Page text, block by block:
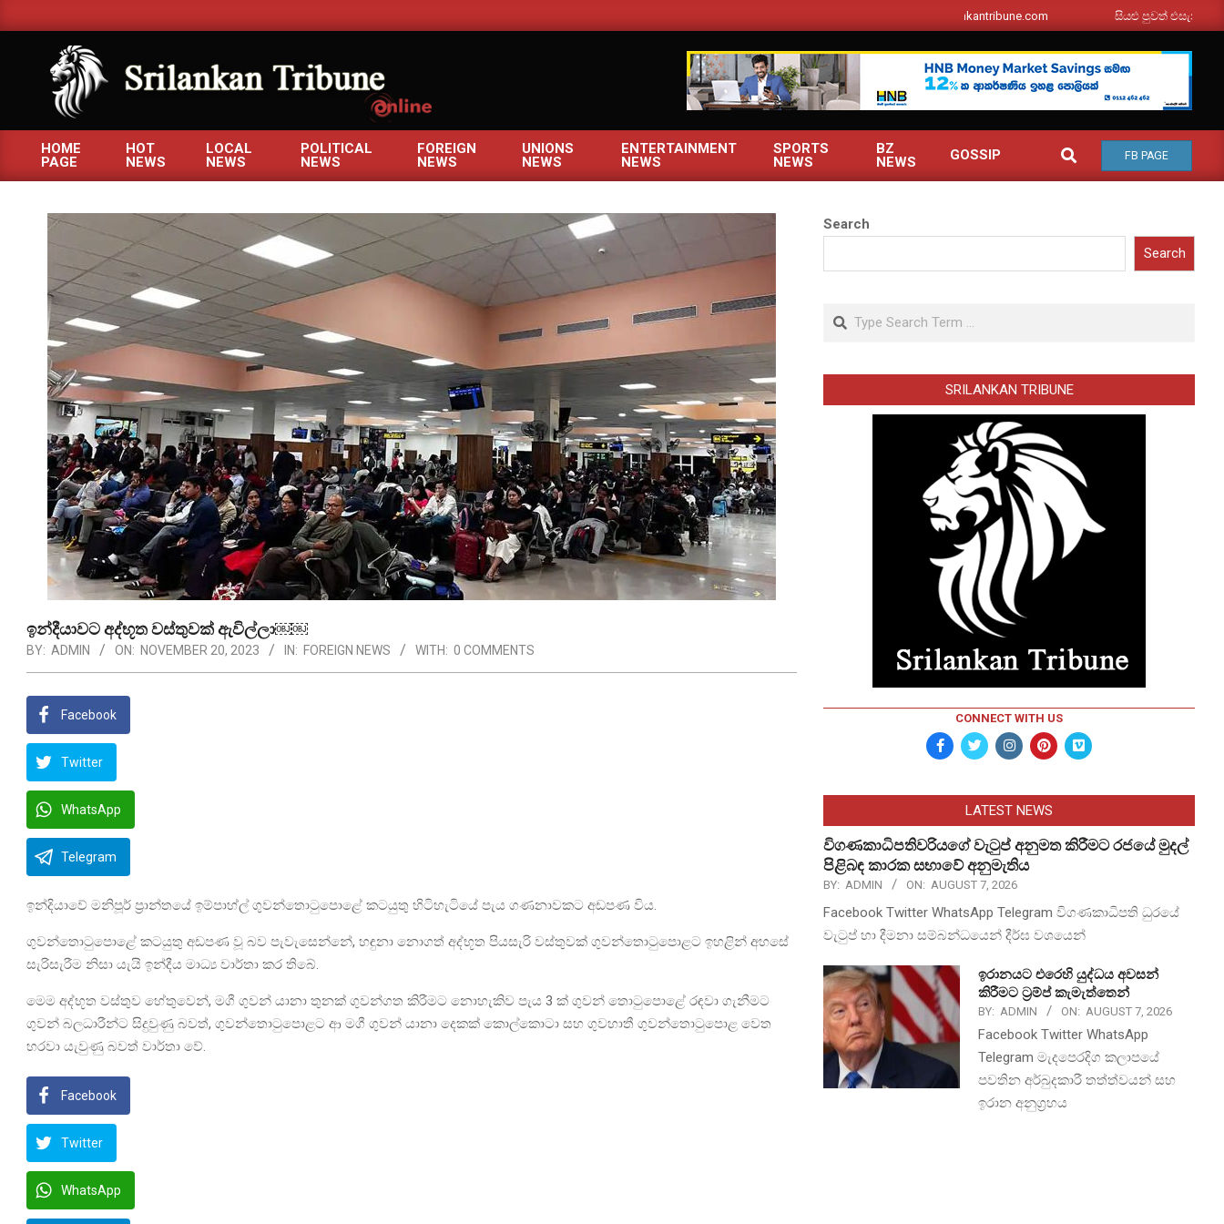
to
srilankantribune.com සියළු පුවත් එසැනින් ඔබ වෙත
SRILANKANTRIBUNE.COM
Primary
Menu
HOME
PAGE
HOT
NEWS
LOCAL
NEWS
POLITICAL
NEWS
FOREIGN
NEWS
UNIONS
NEWS
ENTERTAINMENT
NEWS
SPORTS
NEWS
BZ
NEWS
GOSSIP SEARCH
FB PAGE
ඉන්දීයාවට අද්භූත වස්තුවක් ඇවිල්ලා￼￼
BY: ADMIN ON: NOVEMBER 20, 2023 IN: FOREIGN NEWS WITH: 0 COMMENTS
Facebook
Twitter
WhatsApp
Telegram
ඉන්දියාවේ මනිපූර් ප්‍රාන්තයේ ඉම්පාහ්ල් ගුවන්තොටුපොළේ කටයුතු හිටිහැටියේ පැය ගණනාවකට අඩපණ විය.
ගුවන්තොටුපොළේ කටයුතු අඩපණ වූ බව පැවැසෙන්නේ, හඳුනා නොගත් අද්භූත පියසැරි වස්තුවක් ගුවන්තොටුපොළට ඉහළින් අහසේ
සැරිසැරීම නිසා යැයි ඉන්දීය මාධ්‍ය වාර්තා කර තිබේ.
මෙම අද්භූත වස්තුව හේතුවෙන්, මගී ගුවන් යානා තුනක් ගුවන්ගත කිරීමට නොහැකිව පැය 3 ක් ගුවන් තොටුපොළේ රඳවා ගැනීමට
ගුවන් බලධාරීන්ට සිදුවුණු බවත්, ගුවන්තොටුපොළට ආ මගී ගුවන් යානා දෙකක් කොල්කොටා සහ ගුවහාතී ගුවන්තොටුපොළ වෙත
හරවා යැවුණු බවත් වාර්තා වේ.
Facebook
Twitter
WhatsApp
Search
Search
Search
SRILANKAN TRIBUNE
CONNECT WITH US
LATEST NEWS
විගණකාධිපතිවරියගේ වැටුප් අනුමත කිරීමට රජයේ මුදල්
පිළිබඳ කාරක සභාවේ අනුමැතිය
BY: ADMIN ON: AUGUST 7, 2026
Facebook Twitter WhatsApp Telegram විගණකාධිපති ධුරයේ
වැටුප් හා දීමනා සම්බන්ධයෙන් දීර්ඝ වශයෙන්
ඉරානයට එරෙහි යුද්ධය අවසන්
කිරීමට ට්‍රම්ප් කැමැත්තෙන්
BY: ADMIN ON: AUGUST 7, 2026
Facebook Twitter WhatsApp
Telegram මැදපෙරදිග කලාපයේ
පවතින අර්බුදකාරී තත්ත්වයන් සහ
ඉරාන අනුග්‍රහය